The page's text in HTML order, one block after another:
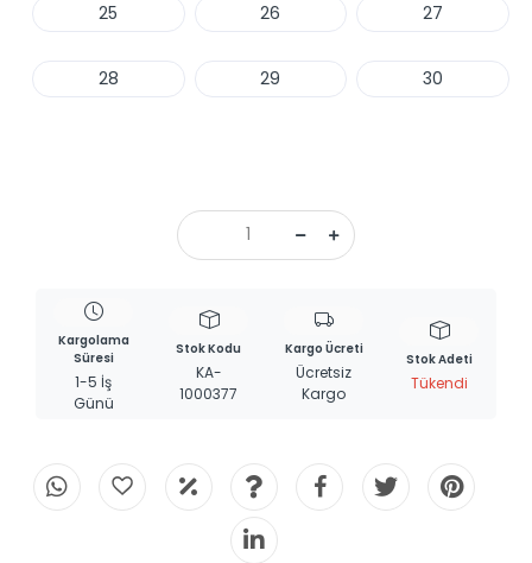
25 26 27
28 29 30
Kargolama
Süresi
1-5 İş
Günü
Stok Kodu
KA-
1000377
Kargo Ücreti
Ücretsiz
Kargo
Stok Adeti
Tükendi